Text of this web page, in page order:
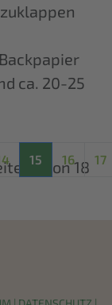
ca. 20-25
15 von 18
15 16 17